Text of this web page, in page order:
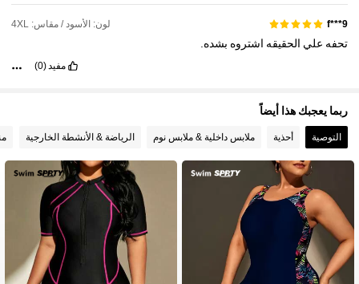
f***9 لون: الأسود / مقاس: 4XL
تحفه علي الحقيقه اشتروه بشده.
مفيد(0)
ربما يعجبك هذا أيضاً
التوصية أحذية ملابس داخلية & ملابس نوم الرياضة & الأنشطة الخارجية